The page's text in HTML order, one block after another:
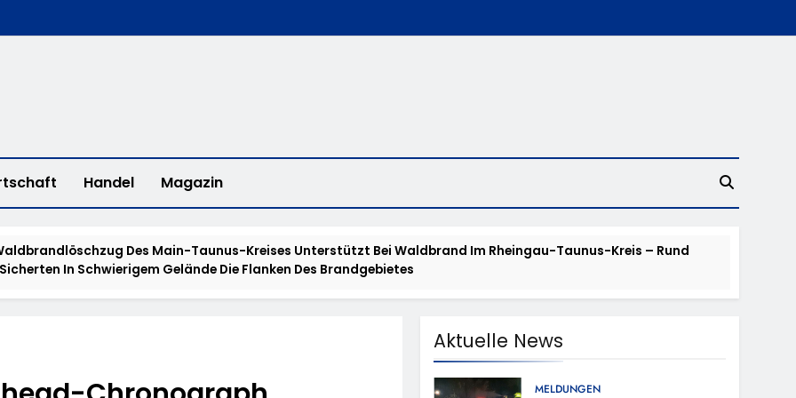
Handel Magazin
Des Main-Taunus-Kreises Unterstützt Bei Waldbrand Im Rheingau-Taunus-Kreis – Rund
In Schwierigem Gelände Die Flanken Des Brandgebietes
Eines Wohnmobils Führt Zu Einer Langen Sperrung Der A3 Bei Niedernhausen
Aktuelle News
MELDUNGEN